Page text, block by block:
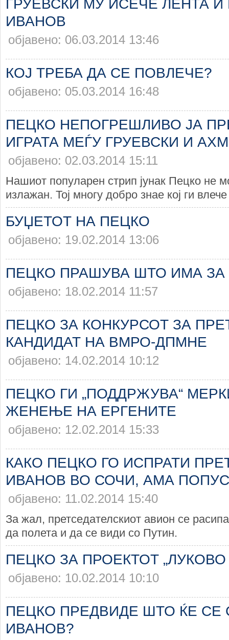
ГРУЕВСКИ МУ ИСЕЧЕ ЛЕНТА И
ИВАНОВ
објавено: 06.03.2014 13:46
КОЈ ТРЕБА ДА СЕ ПОВЛЕЧЕ?
објавено: 05.03.2014 16:48
ПЕЦКО НЕПОГРЕШЛИВО ЈА
ИГРАТА МЕЃУ ГРУЕВСКИ И
објавено: 02.03.2014 15:11
Нашиот популарен стрип јунак Пецко не
излажан. Тој многу добро знае кој ги
БУЏЕТОТ НА ПЕЦКО
објавено: 19.02.2014 13:06
ПЕЦКО ПРАШУВА ШТО ИМА ЗА
објавено: 18.02.2014 11:57
ПЕЦКО ЗА КОНКУРСОТ ЗА
КАНДИДАТ НА ВМРО-ДПМНЕ
објавено: 14.02.2014 10:12
ПЕЦКО ГИ „ПОДДРЖУВА“
ЖЕНЕЊЕ НА ЕРГЕНИТЕ
објавено: 12.02.2014 15:33
КАКО ПЕЦКО ГО ИСПРАТИ
ИВАНОВ ВО СОЧИ, АМА
објавено: 11.02.2014 15:40
За жал, претседателскиот авион се
да полета и да се види со Путин.
ПЕЦКО ЗА ПРОЕКТОТ „ЛУКОВО
објавено: 10.02.2014 10:10
ПЕЦКО ПРЕДВИДЕ ШТО ЌЕ СЕ
ИВАНОВ?